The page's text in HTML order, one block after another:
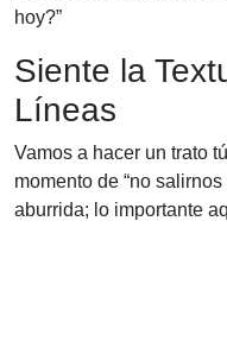
hoy?”
Siente la
Líneas
Vamos a hacer un trato
momento de “no
aburrida; lo importante